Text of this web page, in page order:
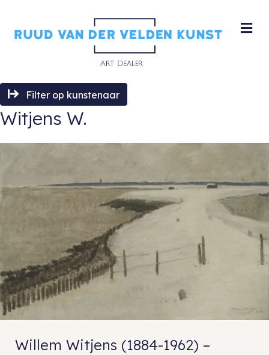
Filter op kunstenaar
Witjens W.
Willem Witjens (1884-1962) –